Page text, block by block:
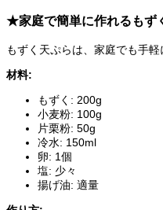
★家庭で簡単に作れるもず
もずく天ぷらは、家庭でも手
材料:
もずく: 200g
小麦粉: 100g
片栗粉: 50g
冷水: 150ml
卵: 1個
塩: 少々
揚げ油: 適量